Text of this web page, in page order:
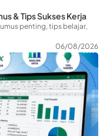
& Tips Sukses Kerja
penting, tips belajar,
06/08/2026